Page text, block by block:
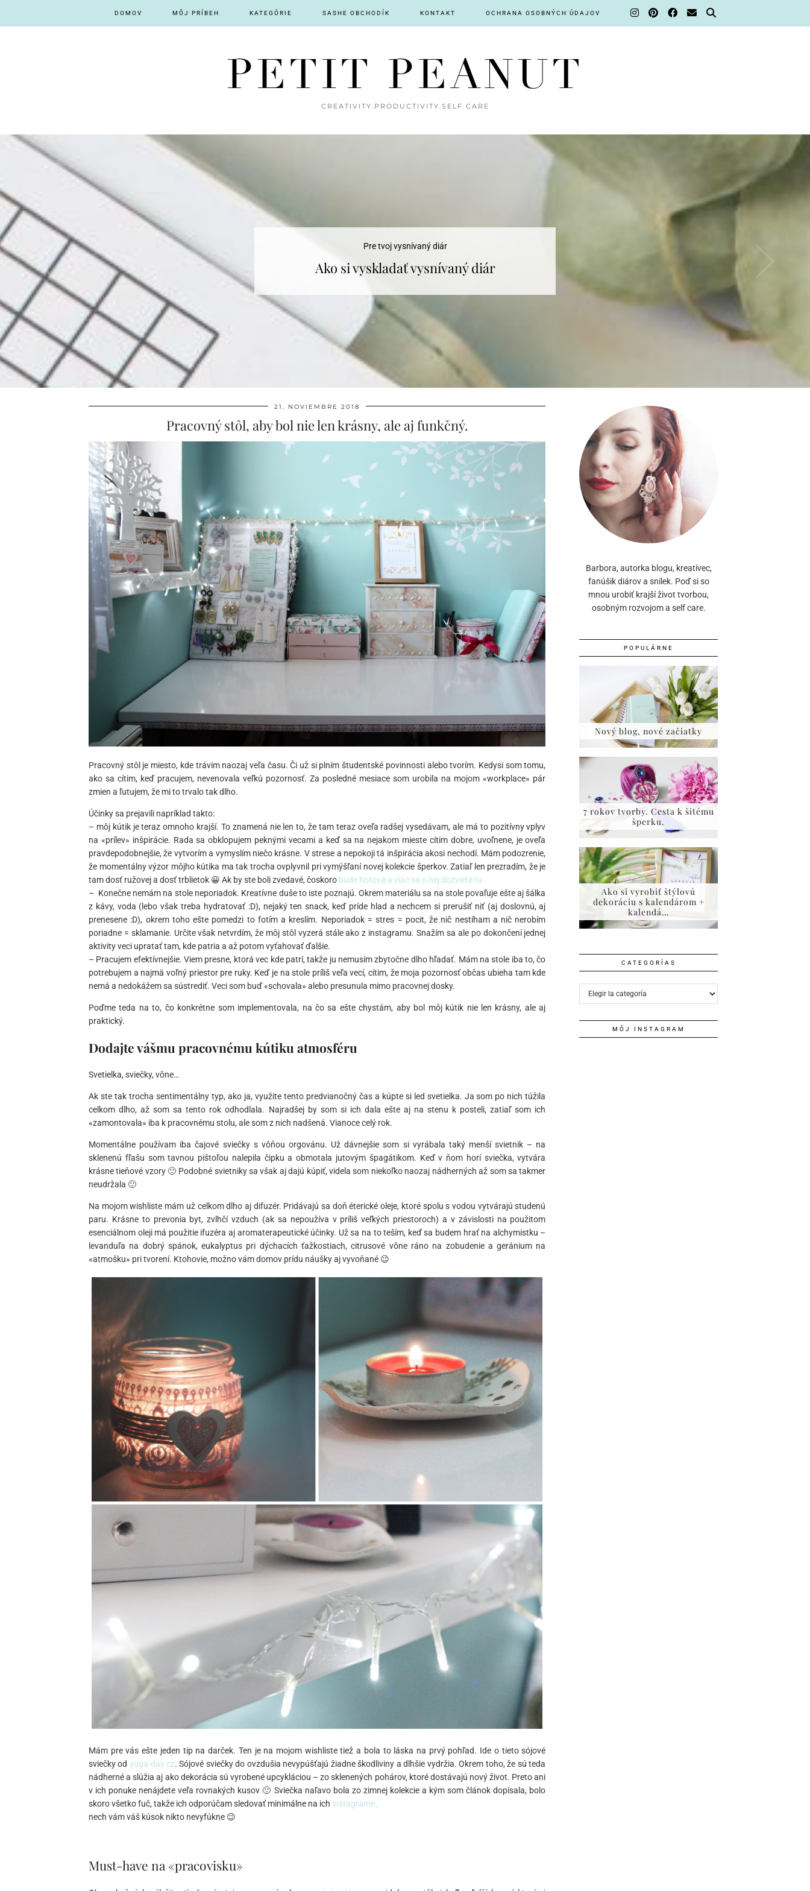
PETIT PEANUT
CREATIVITY.PRODUCTIVITY.SELF CARE
DOMOV MÔJ PRÍBEH KATEGÓRIE SASHE OBCHODÍK KONTAKT OCHRANA OSOBNÝCH ÚDAJOV
Pre tvoj vysnívaný diár
Ako si vyskladať vysnívaný diár
21. NOVIEMBRE 2018
Pracovný stôl, aby bol nie len krásny, ale aj funkčný.
Pracovný stôl je miesto, kde trávim naozaj veľa času. Či už si plním študentské povinnosti alebo tvorím. Kedysi som tomu,
ako sa cítim, keď pracujem, nevenovala veľkú pozornosť. Za posledné mesiace som urobila na mojom «workplace» pár
zmien a ľutujem, že mi to trvalo tak dlho.
Účinky sa prejavili napríklad takto:
– môj kútik je teraz omnoho krajší. To znamená nie len to, že tam teraz oveľa radšej vysedávam, ale má to pozitívny vplyv
na «prílev» inšpirácie. Rada sa obklopujem peknými vecami a keď sa na nejakom mieste cítim dobre, uvoľnene, je oveľa
pravdepodobnejšie, že vytvorím a vymyslím niečo krásne. V strese a nepokoji tá inšpirácia akosi nechodí. Mám podozrenie,
že momentálny výzor môjho kútika ma tak trocha ovplyvnil pri vymýšľaní novej kolekcie šperkov. Zatiaľ len prezradím, že je
tam dosť ružovej a dosť trblietok 😀 Ak by ste boli zvedavé, čoskoro bude hotová a viac sa o nej dozviete tu.
– Konečne nemám na stole neporiadok. Kreatívne duše to iste poznajú. Okrem materiálu sa na stole povaľuje ešte aj šálka
z kávy, voda (lebo však treba hydratovať :D), nejaký ten snack, keď príde hlad a nechcem si prerušiť niť (aj doslovnú, aj
prenesene :D), okrem toho ešte pomedzi to fotím a kreslím. Neporiadok = stres = pocit, že nič nestíham a nič nerobím
poriadne = sklamanie. Určite však netvrdím, že môj stôl vyzerá stále ako z instagramu. Snažím sa ale po dokončení jednej
aktivity veci upratať tam, kde patria a až potom vyťahovať ďalšie.
– Pracujem efektívnejšie. Viem presne, ktorá vec kde patrí, takže ju nemusím zbytočne dlho hľadať. Mám na stole iba to, čo
potrebujem a najmä voľný priestor pre ruky. Keď je na stole príliš veľa vecí, cítim, že moja pozornosť občas ubieha tam kde
nemá a nedokážem sa sústrediť. Veci som buď «schovala» alebo presunula mimo pracovnej dosky.
Poďme teda na to, čo konkrétne som implementovala, na čo sa ešte chystám, aby bol môj kútik nie len krásny, ale aj
praktický.
Dodajte vášmu pracovnému kútiku atmosféru
Svetielka, sviečky, vône…
Ak ste tak trocha sentimentálny typ, ako ja, využite tento predvianočný čas a kúpte si led svetielka. Ja som po nich túžila
celkom dlho, až som sa tento rok odhodlala. Najradšej by som si ich dala ešte aj na stenu k posteli, zatiaľ som ich
«zamontovala» iba k pracovnému stolu, ale som z nich nadšená. Vianoce celý rok.
Momentálne používam iba čajové sviečky s vôňou orgovánu. Už dávnejšie som si vyrábala taký menší svietnik – na
sklenenú fľašu som tavnou pištoľou nalepila čipku a obmotala jutovým špagátikom. Keď v ňom horí sviečka, vytvára
krásne tieňové vzory 🙂 Podobné svietniky sa však aj dajú kúpiť, videla som niekoľko naozaj nádherných až som sa takmer
neudržala 🙂
Na mojom wishliste mám už celkom dlho aj difuzér. Pridávajú sa doň éterické oleje, ktoré spolu s vodou vytvárajú studenú
paru. Krásne to prevonia byt, zvlhčí vzduch (ak sa nepoužíva v príliš veľkých priestoroch) a v závislosti na použitom
esenciálnom oleji má použitie ifuzéra aj aromaterapeutické účinky. Už sa na to teším, keď sa budem hrať na alchymistku –
levanduľa na dobrý spánok, eukalyptus pri dýchacích ťažkostiach, citrusové vône ráno na zobudenie a geránium na
«atmošku» pri tvorení. Ktohovie, možno vám domov prídu náušky aj vyvoňané 😉
Mám pre vás ešte jeden tip na darček. Ten je na mojom wishliste tiež a bola to láska na prvý pohľad. Ide o tieto sójové
sviečky od yoga-day.cz. Sójové sviečky do ovzdušia nevypúšťajú žiadne škodliviny a dlhšie vydržia. Okrem toho, že sú teda
nádherné a slúžia aj ako dekorácia sú vyrobené upcykláciou – zo sklenených pohárov, ktoré dostávajú nový život. Preto ani
v ich ponuke nenájdete veľa rovnakých kusov 🙂 Sviečka naľavo bola zo zimnej kolekcie a kým som článok dopísala, bolo
skoro všetko fuč, takže ich odporúčam sledovať minimálne na ich instagrame ,
nech vám váš kúsok nikto nevyfúkne 😉
Must-have na «pracovisku»
Barbora, autorka blogu, kreatívec,
fanúšik diárov a snílek. Poď si so
mnou urobiť krajší život tvorbou,
osobným rozvojom a self care.
POPULÁRNE
Nový blog, nové začiatky
7 rokov tvorby. Cesta k šitému
šperku.
Ako si vyrobiť štýlovú
dekoráciu s kalendárom +
kalendá…
CATEGORÍAS
Categorías
MÔJ INSTAGRAM